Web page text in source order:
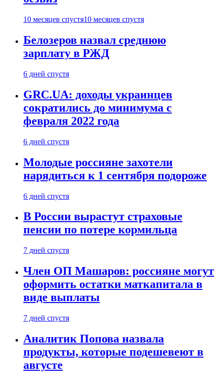
10 месяцев спустя10 месяцев спустя
Белозеров назвал среднюю
зарплату в РЖД
6 дней спустя
GRC.UA: доходы украинцев
сократились до минимума с
февраля 2022 года
6 дней спустя
Молодые россияне захотели
нарядиться к 1 сентября подороже
6 дней спустя
В России вырастут страховые
пенсии по потере кормильца
7 дней спустя
Член ОП Машаров: россияне могут
оформить остатки маткапитала в
виде выплаты
7 дней спустя
Аналитик Попова назвала
продукты, которые подешевеют в
августе